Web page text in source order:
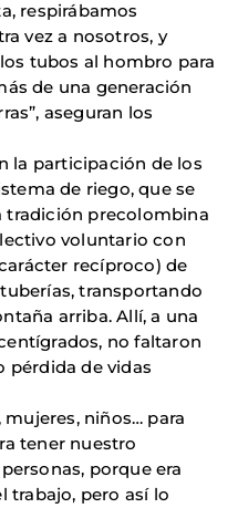
respirábamos
vez a nosotros, y
tubos al hombro para
de una generación
aseguran los
la participación de los
de riego, que se
tradición precolombina
voluntario con
recíproco) de
transportando
arriba. Allí, a una
no faltaron
pérdida de vidas
niños… para
tener nuestro
porque era
trabajo, pero así lo